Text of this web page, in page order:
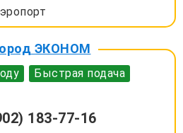
ЭКОНОМ
Быстрая подача
183-77-16